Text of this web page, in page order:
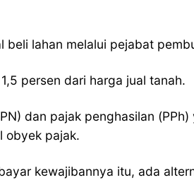
beli lahan melalui pejabat
persen dari harga jual tanah.
dan pajak penghasilan
obyek pajak.
kewajibannya itu, ada